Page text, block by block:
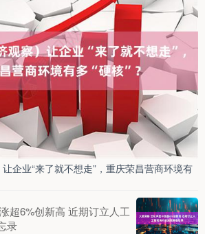
企业“来了就不想走”，重庆荣昌营商环境有
超6%创新高 近期订立人工
录